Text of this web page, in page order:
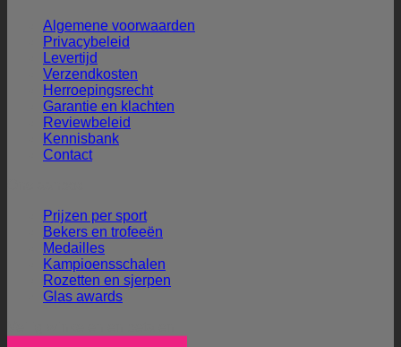
Algemene voorwaarden
Privacybeleid
Levertijd
Verzendkosten
Herroepingsrecht
Garantie en klachten
Reviewbeleid
Kennisbank
Contact
Prijzen per sport
Bekers en trofeeën
Medailles
Kampioensschalen
Rozetten en sjerpen
Glas awards